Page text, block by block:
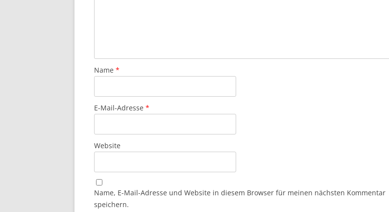
Name *
E-Mail-Adresse *
Website
Name, E-Mail-Adresse und Website in diesem Browser für meinen nächsten Kommentar
speichern.